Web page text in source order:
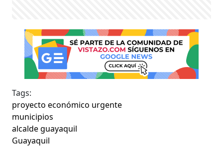
Tags:
proyecto económico urgente
municipios
alcalde guayaquil
Guayaquil